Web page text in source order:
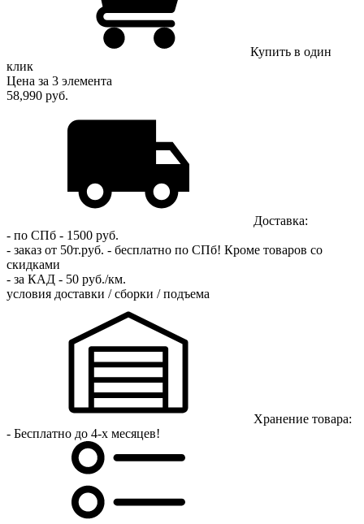
Купить в один
клик
Цена за 3 элемента
58,990 руб.
Доставка:
- по СПб - 1500 руб.
- заказ от 50т.руб. - бесплатно по СПб! Кроме товаров со
скидками
- за КАД - 50 руб./км.
условия доставки / сборки / подъема
Хранение товара:
- Бесплатно до 4-х месяцев!